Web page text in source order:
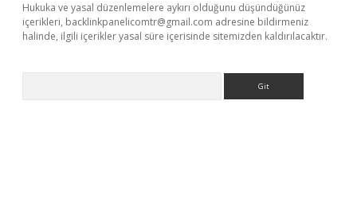
Hukuka ve yasal düzenlemelere aykırı olduğunu düşündüğünüz
içerikleri, backlinkpanelicomtr@gmail.com adresine bildirmeniz
halinde, ilgili içerikler yasal süre içerisinde sitemizden kaldırılacaktır.